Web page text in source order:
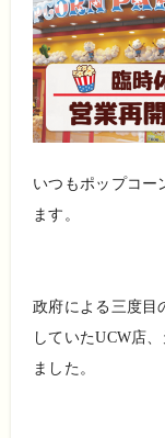
いつもポップコー
ます。
政府による三度目
していたUCW店
ました。